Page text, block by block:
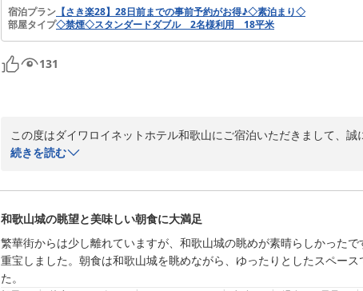
2026-05-27
宿泊プラン 【さき楽28】28日前までの事前予約がお得♪◇素泊まり◇
部屋タイプ◇禁煙◇スタンダードダブル 2名様利用 18平米
131
この度はダイワロイネットホテル和歌山にご宿泊いただきまして、誠
お客様もご記入いただいております通り、当ホテルは和歌山城の目
また、スタッフの対応につきましても、温かいご評価のお声を賜り、
お客様からいただくお声ほど、嬉しいものはございません。
続きを読む
和歌山城の眺望と美味しい朝食に大満足
繁華街からは少し離れていますが、和歌山城の眺めが素晴らしかった
重宝しました。朝食は和歌山城を眺めながら、ゆったりとしたスペー
た。